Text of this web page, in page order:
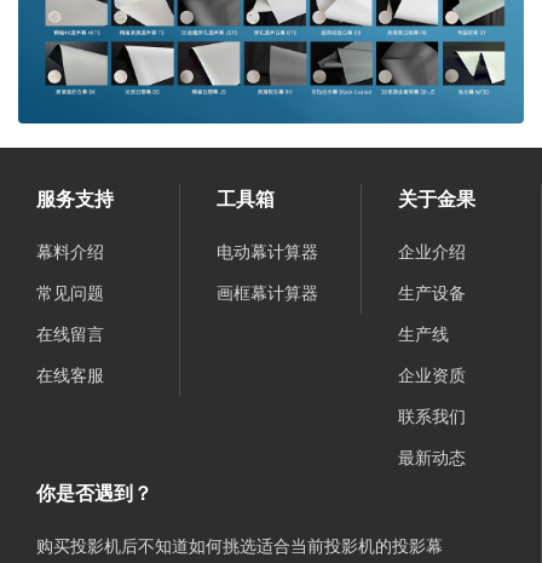
服务支持
幕料介绍
常见问题
在线留言
在线客服
工具箱
电动幕计算器
画框幕计算器
关于金果
企业介绍
生产设备
生产线
企业资质
联系我们
最新动态
你是否遇到？
购买投影机后不知道如何挑选适合当前投影机的投影幕